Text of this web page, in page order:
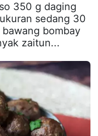
350 g daging
sedang 30
bombay
zaitun...